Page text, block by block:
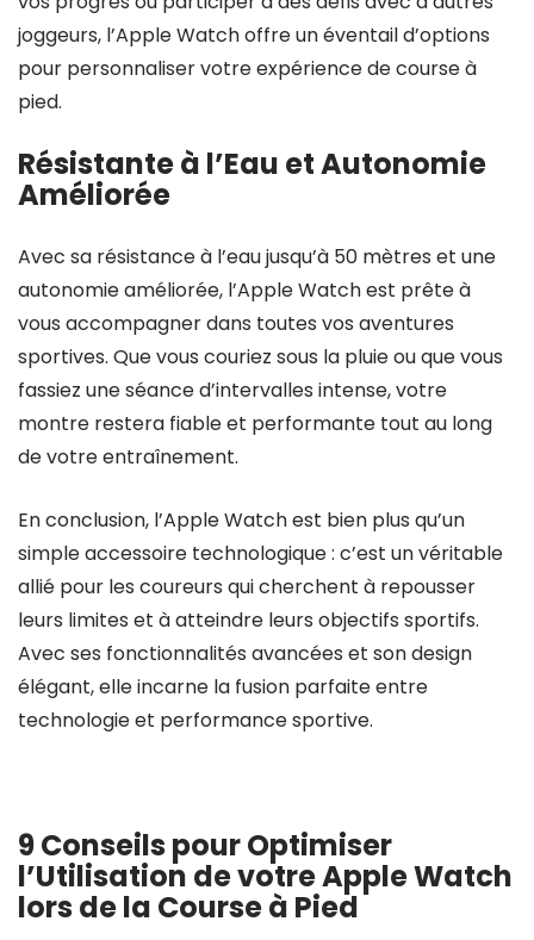
joggeurs, l’Apple Watch offre un éventail d’options
pour personnaliser votre expérience de course à
pied.
Résistante à l’Eau et Autonomie
Améliorée
Avec sa résistance à l’eau jusqu’à 50 mètres et une
autonomie améliorée, l’Apple Watch est prête à
vous accompagner dans toutes vos aventures
sportives. Que vous couriez sous la pluie ou que vous
fassiez une séance d’intervalles intense, votre
montre restera fiable et performante tout au long
de votre entraînement.
En conclusion, l’Apple Watch est bien plus qu’un
simple accessoire technologique : c’est un véritable
allié pour les coureurs qui cherchent à repousser
leurs limites et à atteindre leurs objectifs sportifs.
Avec ses fonctionnalités avancées et son design
élégant, elle incarne la fusion parfaite entre
technologie et performance sportive.
9 Conseils pour Optimiser
l’Utilisation de votre Apple Watch
lors de la Course à Pied